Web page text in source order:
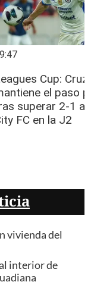
vivienda del
interior de